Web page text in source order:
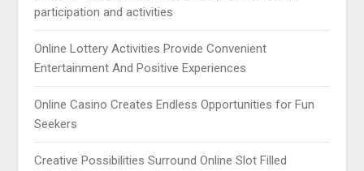
participation and activities
Online Lottery Activities Provide Convenient
Entertainment And Positive Experiences
Online Casino Creates Endless Opportunities for Fun
Seekers
Creative Possibilities Surround Online Slot Filled